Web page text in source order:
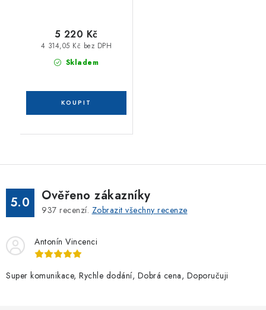
Skladem
4 314,05 Kč bez DPH
5 220 Kč
5.0 Ověřeno zákazníky
937 recenzí. Zobrazit všechny recenze
Antonín Vincenci
Super komunikace, Rychle dodání, Dobrá cena, Doporučuji